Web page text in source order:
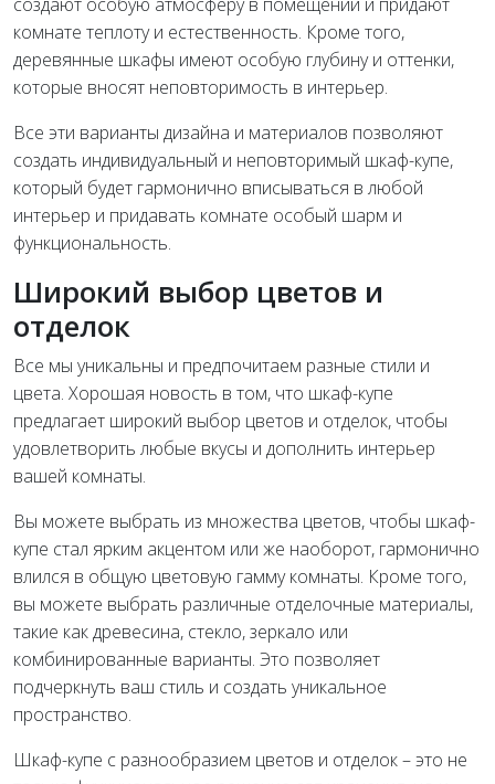
комнате теплоту и естественность. Кроме того,
деревянные шкафы имеют особую глубину и оттенки,
которые вносят неповторимость в интерьер.
Все эти варианты дизайна и материалов позволяют
создать индивидуальный и неповторимый шкаф-купе,
который будет гармонично вписываться в любой
интерьер и придавать комнате особый шарм и
функциональность.
Широкий выбор цветов и
отделок
Все мы уникальны и предпочитаем разные стили и
цвета. Хорошая новость в том, что шкаф-купе
предлагает широкий выбор цветов и отделок, чтобы
удовлетворить любые вкусы и дополнить интерьер
вашей комнаты.
Вы можете выбрать из множества цветов, чтобы шкаф-
купе стал ярким акцентом или же наоборот, гармонично
влился в общую цветовую гамму комнаты. Кроме того,
вы можете выбрать различные отделочные материалы,
такие как древесина, стекло, зеркало или
комбинированные варианты. Это позволяет
подчеркнуть ваш стиль и создать уникальное
пространство.
Шкаф-купе с разнообразием цветов и отделок – это не